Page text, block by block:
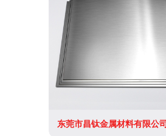
东莞市昌钛金属材料有限公司